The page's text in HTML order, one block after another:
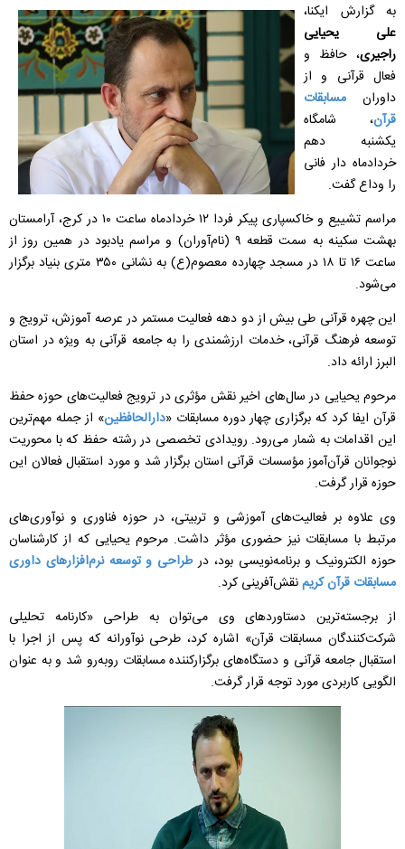
به گزارش ایکنا،
علی یحیایی
راجیری، حافظ و
فعال قرآنی و از
داوران مسابقات
قرآن، شامگاه
یکشنبه دهم
خردادماه دار فانی
را وداع گفت.
مراسم تشییع و خاکسپاری پیکر فردا ۱۲ خردادماه ساعت ۱۰ در کرج، آرامستان
بهشت سکینه به سمت قطعه ۹ (نام‌آوران) و مراسم یادبود در همین روز از
ساعت ۱۶ تا ۱۸ در مسجد چهارده معصوم(ع) به نشانی ۳۵۰ متری بنیاد برگزار
می‌شود.
این چهره قرآنی طی بیش از دو دهه فعالیت مستمر در عرصه آموزش، ترویج و
توسعه فرهنگ قرآنی، خدمات ارزشمندی را به جامعه قرآنی به ویژه در استان
البرز ارائه داد.
مرحوم یحیایی در سال‌های اخیر نقش مؤثری در ترویج فعالیت‌های حوزه حفظ
قرآن ایفا کرد که برگزاری چهار دوره مسابقات «دارالحافظین» از جمله مهم‌ترین
این اقدامات به شمار می‌رود. رویدادی تخصصی در رشته حفظ که با محوریت
نوجوانان قرآن‌آموز مؤسسات قرآنی استان برگزار شد و مورد استقبال فعالان این
حوزه قرار گرفت.
وی علاوه بر فعالیت‌های آموزشی و تربیتی، در حوزه فناوری و نوآوری‌های
مرتبط با مسابقات نیز حضوری مؤثر داشت. مرحوم یحیایی که از کارشناسان
حوزه الکترونیک و برنامه‌نویسی بود، درطراحی و توسعه نرم‌افزار‌های داوری
مسابقات قرآن کریمنقش‌آفرینی کرد.
از برجسته‌ترین دستاورد‌های وی می‌توان به طراحی «کارنامه تحلیلی
شرکت‌کنندگان مسابقات قرآن» اشاره کرد، طرحی نوآورانه که پس از اجرا با
استقبال جامعه قرآنی و دستگاه‌های برگزارکننده مسابقات روبه‌رو شد و به عنوان
الگویی کاربردی مورد توجه قرار گرفت.